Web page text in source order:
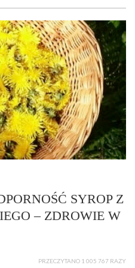
SYROP Z
– ZDROWIE W
PRZECZYTANO 1 005 767 RAZY